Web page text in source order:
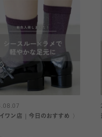
イワン店｜今日のおすすめ 〉